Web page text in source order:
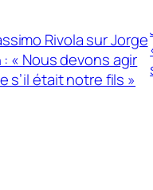
Rivola sur Jorge
« Nous devons agir
s’il était notre fils »